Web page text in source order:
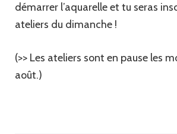
démarrer l’aquarelle et tu seras
ateliers du dimanche !
(>> Les ateliers sont en pause les
août.)